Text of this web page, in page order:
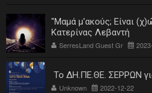
"Μαμά μ'ακούς; Είναι
Κατερίνας Λεβαντή
SerresLand Guest Gr
Το ΔΗ.ΠΕ.ΘΕ. ΣΕΡΡΩΝ
Unknown 2022-12-22